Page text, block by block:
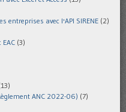
entreprises avec l'API SIRENE (2)
(3)
ANC 2022-06) (7)